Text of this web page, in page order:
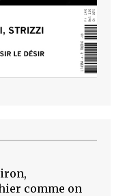
comme on